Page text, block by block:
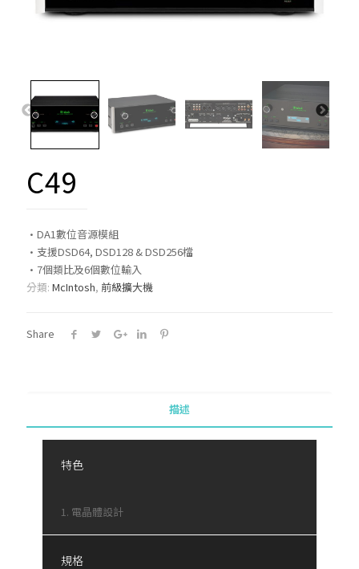
C49
·DA1數位音源模組
·支援DSD64, DSD128 & DSD256檔
·7個類比及6個數位輸入
分類: McIntosh, 前級擴大機
Share
描述
特色
1. 電晶體設計
規格